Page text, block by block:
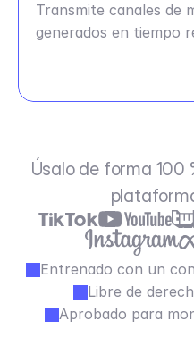
Transmite canales de
generados en tiempo
Úsalo de forma 100
Entrenado con un
Libre de
Aprobado para